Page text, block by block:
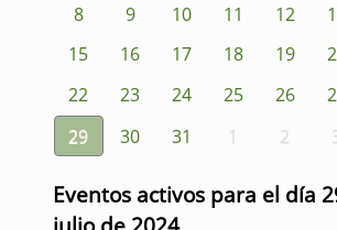
8
9 10 11 12
15
16 17 18 19
22
23 24 25 26
29
30 31 1 2
Eventos activos para el día